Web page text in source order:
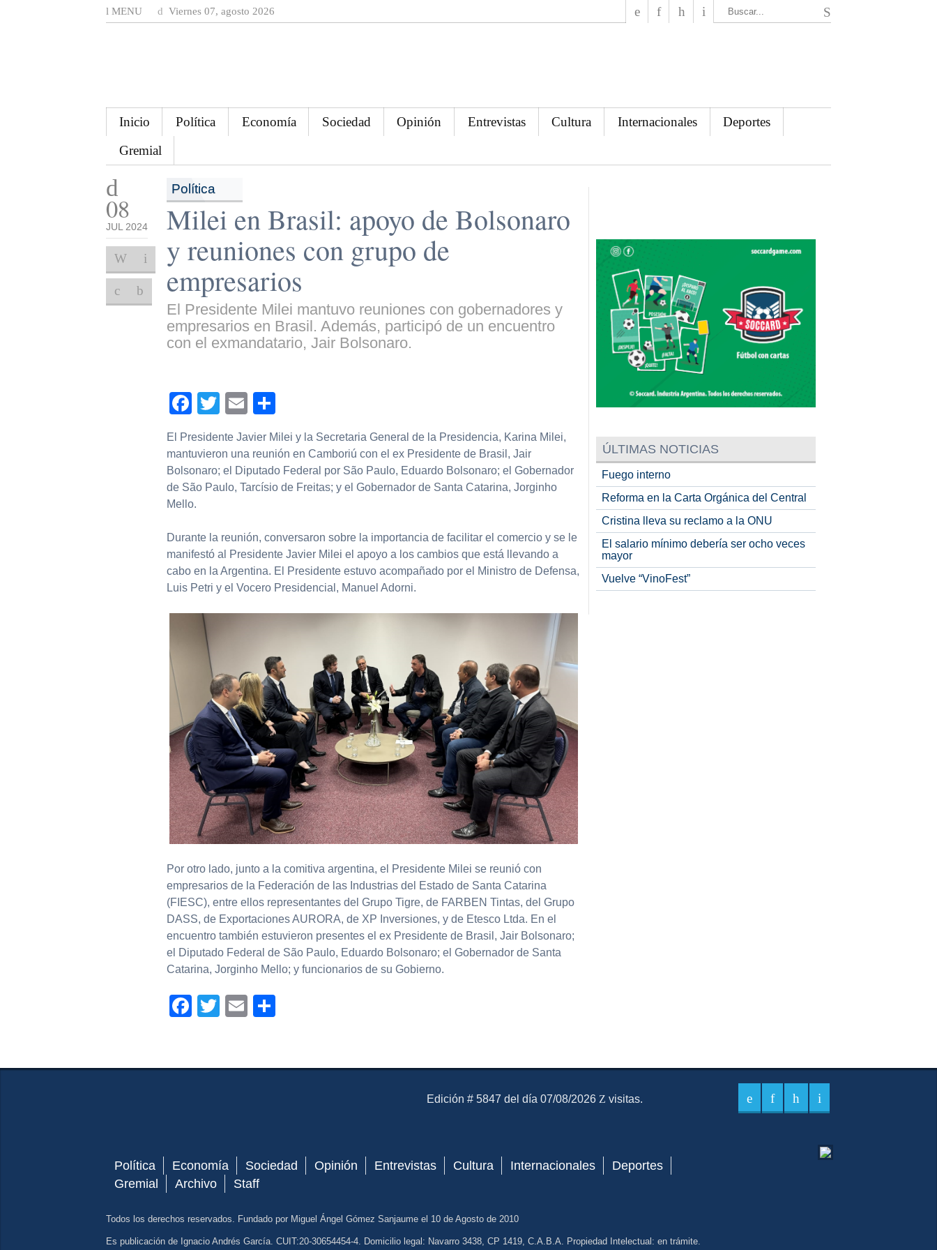
MENU Viernes 07, agosto 2026
Inicio Política Economía Sociedad Opinión Entrevistas Cultura Internacionales
Deportes
Gremial
08
JUL 2024
Política
Milei en Brasil: apoyo de Bolsonaro
y reuniones con grupo de
empresarios
El Presidente Milei mantuvo reuniones con gobernadores y
empresarios en Brasil. Además, participó de un encuentro
con el exmandatario, Jair Bolsonaro.
Facebook
TwitterEmail
El Presidente Javier Milei y la Secretaria General de la Presidencia, Karina Milei,
mantuvieron una reunión en Camboriú con el ex Presidente de Brasil, Jair
Bolsonaro; el Diputado Federal por São Paulo, Eduardo Bolsonaro; el Gobernador
de São Paulo, Tarcísio de Freitas; y el Gobernador de Santa Catarina, Jorginho
Mello.
Durante la reunión, conversaron sobre la importancia de facilitar el comercio y se le
manifestó al Presidente Javier Milei el apoyo a los cambios que está llevando a
cabo en la Argentina. El Presidente estuvo acompañado por el Ministro de Defensa,
Luis Petri y el Vocero Presidencial, Manuel Adorni.
Por otro lado, junto a la comitiva argentina, el Presidente Milei se reunió con
empresarios de la Federación de las Industrias del Estado de Santa Catarina
(FIESC), entre ellos representantes del Grupo Tigre, de FARBEN Tintas, del Grupo
DASS, de Exportaciones AURORA, de XP Inversiones, y de Etesco Ltda. En el
encuentro también estuvieron presentes el ex Presidente de Brasil, Jair Bolsonaro;
el Diputado Federal de São Paulo, Eduardo Bolsonaro; el Gobernador de Santa
Catarina, Jorginho Mello; y funcionarios de su Gobierno.
Facebook
TwitterEmail
ÚLTIMAS NOTICIAS
Fuego interno
Reforma en la Carta Orgánica del Central
Cristina lleva su reclamo a la ONU
El salario mínimo debería ser ocho veces
mayor
Vuelve “VinoFest”
El Mensajero Diario
Edición # 5847 del día 07/08/2026 visitas.
Política Economía Sociedad Opinión Entrevistas Cultura Internacionales
Deportes
Gremial
Archivo Staff
Todos los derechos reservados. Fundado por Miguel Ángel Gómez Sanjaume el 10 de Agosto de 2010
Es publicación de Ignacio Andrés García. CUIT:20-30654454-4. Domicilio legal: Navarro 3438, CP 1419, C.A.B.A. Propiedad Intelectual: en trámite.